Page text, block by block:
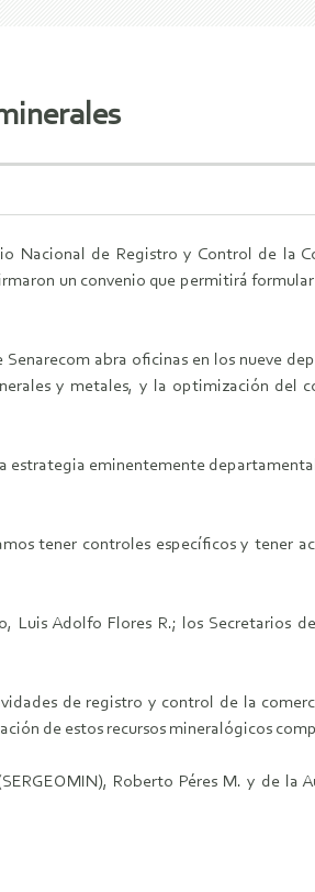
Nacional de Registro y Control de la
un convenio que permitirá
abra oficinas en los nueve
y metales, y la optimización del
estrategia eminentemente
tener controles específicos y tener
Adolfo Flores R.; los Secretarios
de registro y control de la
de estos recursos mineralógicos
Roberto Péres M. y de la